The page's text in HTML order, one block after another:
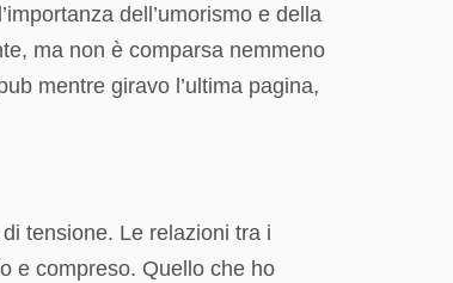
dell’umorismo e della
ma non è comparsa nemmeno
mentre giravo l’ultima pagina,
tensione. Le relazioni tra i
e compreso. Quello che ho